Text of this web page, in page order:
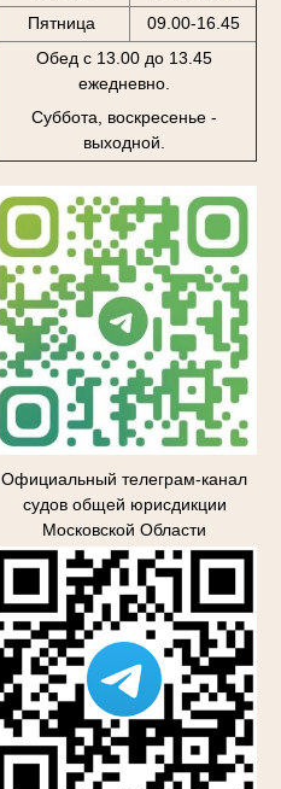
Пятница
09.00-16.45
Обед с 13.00 до 13.45
ежедневно.
Суббота, воскресенье -
выходной.
Официальный телеграм-канал
судов общей юрисдикции
Московской Области